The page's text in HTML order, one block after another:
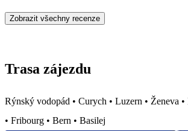
Zobrazit všechny recenze
Trasa zájezdu
Rýnský vodopád • Curych • Luzern • Ženeva
• Fribourg • Bern • Basilej